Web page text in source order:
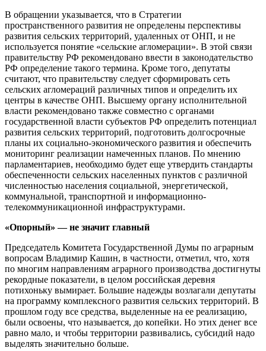
В обращении указывается, что в Стратегии
пространственного развития не определены перспективы
развития сельских территорий, удаленных от ОНП, и не
используется понятие «сельские агломерации». В этой связи
правительству РФ рекомендовано ввести в законодательство
РФ определение такого термина. Кроме того, депутаты
считают, что правительству следует сформировать сеть
сельских агломераций различных типов и определить их
центры в качестве ОНП. Высшему органу исполнительной
власти рекомендовано также совместно с органами
государственной власти субъектов РФ определить потенциал
развития сельских территорий, подготовить долгосрочные
планы их социально-экономического развития и обеспечить
мониторинг реализации намеченных планов. По мнению
парламентариев, необходимо будет еще утвердить стандарты
обеспеченности сельских населенных пунктов с различной
численностью населения социальной, энергетической,
коммунальной, транспортной и информационно-
телекоммуникационной инфраструктурами.
«Опорный» — не значит главный
Председатель Комитета Государственной Думы по аграрным
вопросам Владимир Кашин, в частности, отметил, что, хотя
по многим направлениям аграрного производства достигнуты
рекордные показатели, в целом российская деревня
потихоньку вымирает. Большие надежды возлагали депутаты
на программу комплексного развития сельских территорий. В
прошлом году все средства, выделенные на ее реализацию,
были освоены, что называется, до копейки. Но этих денег все
равно мало, и чтобы территории развивались, субсидий надо
выделять значительно больше.